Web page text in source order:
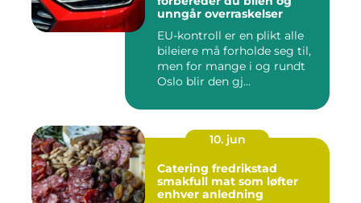
unngår overraskelser
EU-kontroll er en plikt alle
bileiere må forholde seg til,
men for mange i og rundt
Oslo blir den gj...
10. jun
Catering fredrikstad
smakfull mat som løfter
enhver anledning